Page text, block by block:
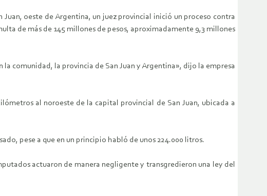
Juan, oeste de Argentina, un juez provincial inició un proceso contra
de más de 145 millones de pesos, aproximadamente 9,3 millones
comunidad, la provincia de San Juan y Argentina», dijo la empresa
al noroeste de la capital provincial de San Juan, ubicada a
pese a que en un principio habló de unos 224.000 litros.
actuaron de manera negligente y transgredieron una ley del